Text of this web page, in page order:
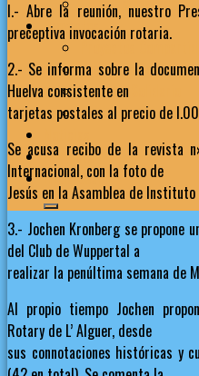
Proyectos
Proyectos Solidarios
Carnaval Solidario
Premio Junípero
Contacto
Inicia Sesión
l.- Abre la reunión, nuestro
preceptiva invocación rotaria.
2.- Se informa sobre la
Huelva consistente en
tarjetas postales al precio de
Se acusa recibo de la revista
Internacional, con la foto de
Jesús en la Asamblea de
3.- Jochen Kronberg se propone
del Club de Wuppertal a
realizar la penúltima semana de
Al propio tiempo Jochen
Rotary de L’ Alguer, desde
sus connotaciones históricas y